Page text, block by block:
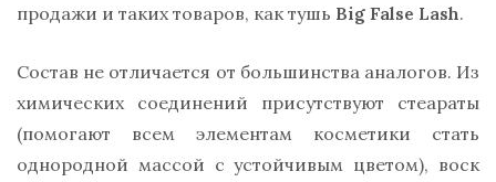
продажи и таких товаров, как тушь Big False Lash.
Состав не отличается от большинства аналогов. Из
химических соединений присутствуют стеараты
(помогают всем элементам косметики стать
однородной массой с устойчивым цветом), воск